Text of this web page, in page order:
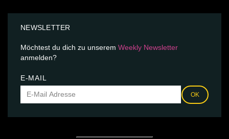
NEWSLETTER
Möchtest du dich zu unserem Weekly Newsletter
anmelden?
E-MAIL
OK